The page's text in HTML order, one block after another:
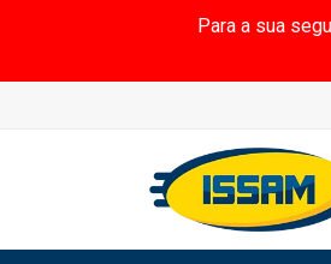
Para a sua